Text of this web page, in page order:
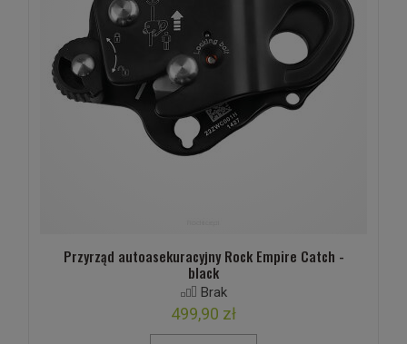
Przyrząd autoasekuracyjny Rock Empire Catch -
black
Brak
499,90 zł